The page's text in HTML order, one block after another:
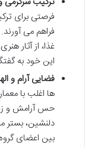
فرصتی برای
فراهم می
غذا، از آثار
این خود به
فضایی آرام و
ها اغلب با
حس آرامش و
دلنشین، بستر
بین اعضای